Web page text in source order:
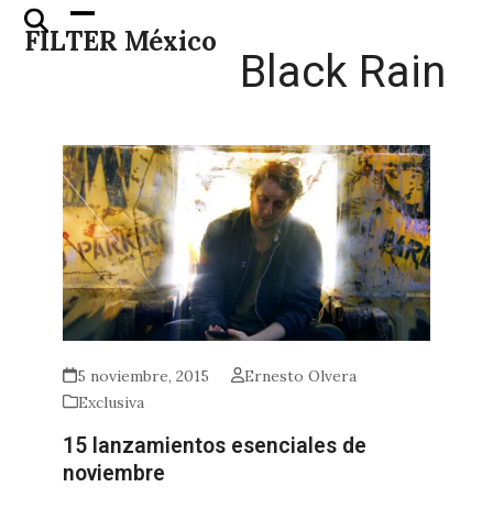
Skip
FILTER México
Open
mobile
Close
mobile
Black Rain
5 noviembre, 2015
Ernesto Olvera
Exclusiva
15 lanzamientos esenciales de
noviembre